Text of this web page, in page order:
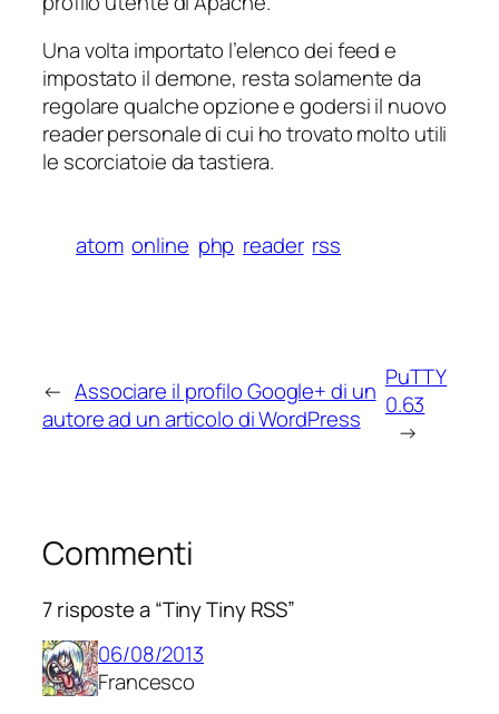
Una volta importato l’elenco dei feed e
impostato il demone, resta solamente da
regolare qualche opzione e godersi il nuovo
reader personale di cui ho trovato molto utili
le scorciatoie da tastiera.
atom online php reader rss
← Associare il profilo Google+ di un
autore ad un articolo di WordPress
PuTTY
0.63
→
Commenti
7 risposte a “Tiny Tiny RSS”
06/08/2013
Francesco